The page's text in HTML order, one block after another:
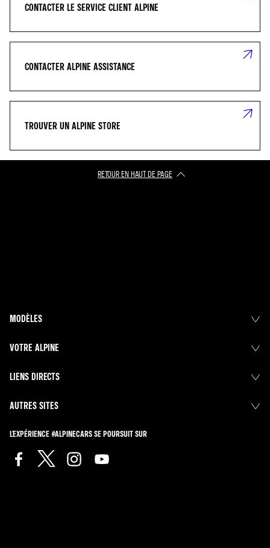
CONTACTER LE SERVICE CLIENT ALPINE
CONTACTER ALPINE ASSISTANCE
TROUVER UN ALPINE STORE
RETOUR EN HAUT DE PAGE
MODÈLES
VOTRE ALPINE
LIENS DIRECTS
AUTRES SITES
L'EXPÉRIENCE #ALPINECARS SE POURSUIT SUR